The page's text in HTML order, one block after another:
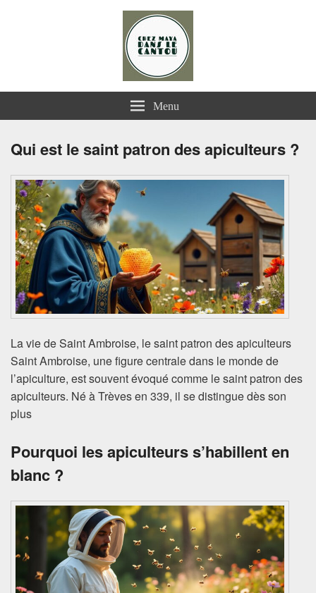
Chez Maya dans le Cantou
Menu
Qui est le saint patron des apiculteurs ?
La vie de Saint Ambroise, le saint patron des apiculteurs
Saint Ambroise, une figure centrale dans le monde de
l’apiculture, est souvent évoqué comme le saint patron des
apiculteurs. Né à Trèves en 339, il se distingue dès son
plus
Pourquoi les apiculteurs s’habillent en
blanc ?